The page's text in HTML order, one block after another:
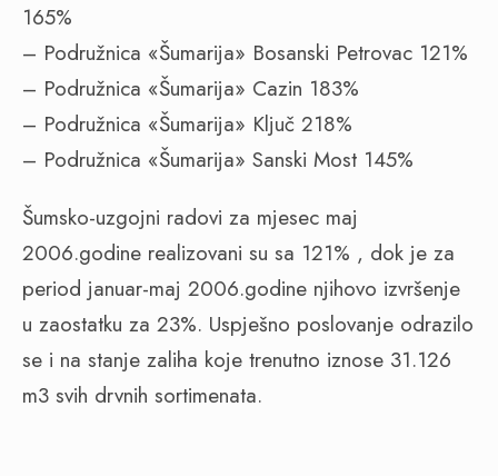
165%
– Podružnica «Šumarija» Bosanski Petrovac 121%
– Podružnica «Šumarija» Cazin 183%
– Podružnica «Šumarija» Ključ 218%
– Podružnica «Šumarija» Sanski Most 145%
Šumsko-uzgojni radovi za mjesec maj
2006.godine realizovani su sa 121% , dok je za
period januar-maj 2006.godine njihovo izvršenje
u zaostatku za 23%. Uspješno poslovanje odrazilo
se i na stanje zaliha koje trenutno iznose 31.126
m3 svih drvnih sortimenata.